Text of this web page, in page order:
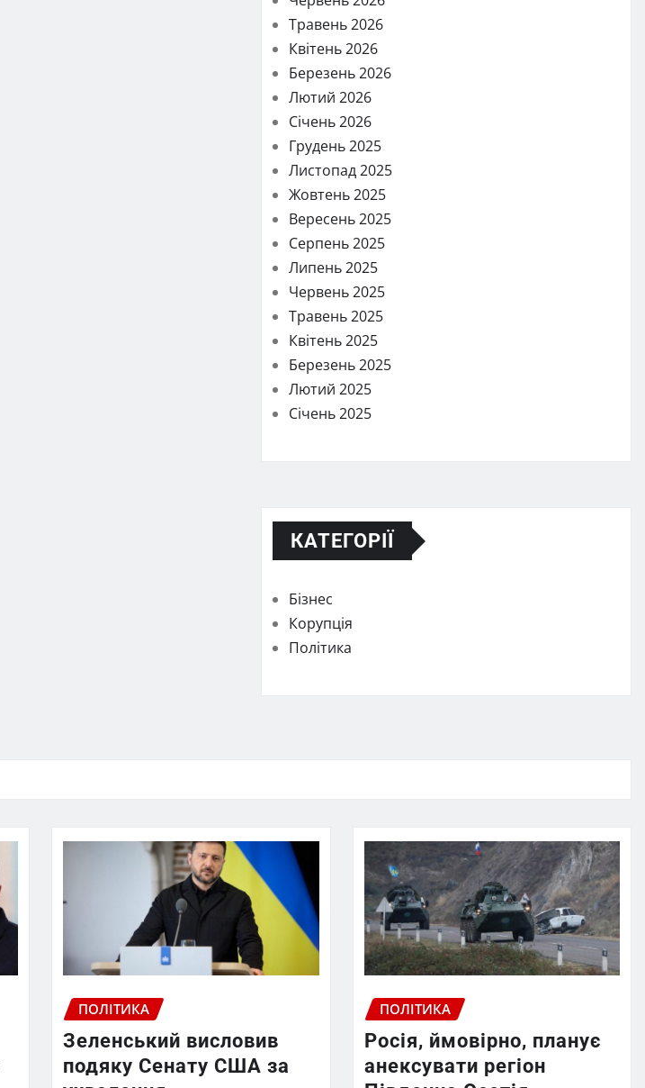
Травень 2026
Квітень 2026
Березень 2026
Лютий 2026
Січень 2026
Грудень 2025
Листопад 2025
Жовтень 2025
Вересень 2025
Серпень 2025
Липень 2025
Червень 2025
Травень 2025
Квітень 2025
Березень 2025
Лютий 2025
Січень 2025
КАТЕГОРІЇ
Бізнес
Корупція
Політика
ПОЛІТИКА
Зеленський висловив
подяку Сенату США за
ПОЛІТИКА
Росія, ймовірно, планує
анексувати регіон